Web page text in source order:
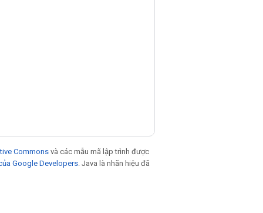
Commons và các mẫu mã lập trình được
Google Developers . Java là nhãn hiệu đã